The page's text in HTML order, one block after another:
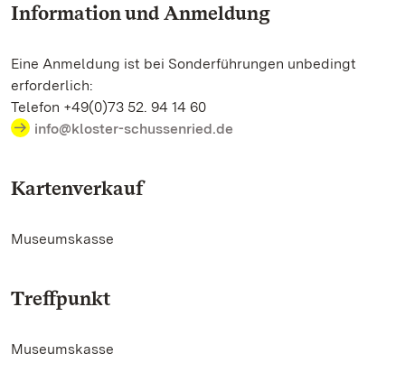
Information und Anmeldung
Eine Anmeldung ist bei Sonderführungen unbedingt
erforderlich:
Telefon +49(0)73 52. 94 14 60
info@kloster-schussenried.de
Kartenverkauf
Museumskasse
Treffpunkt
Museumskasse